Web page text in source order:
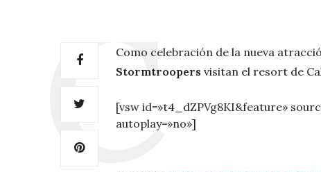
Como celebración de la nueva
Stormtroopers visitan el resort de
[vsw id=»t4_dZPVg8KI&feature»
autoplay=»no»]